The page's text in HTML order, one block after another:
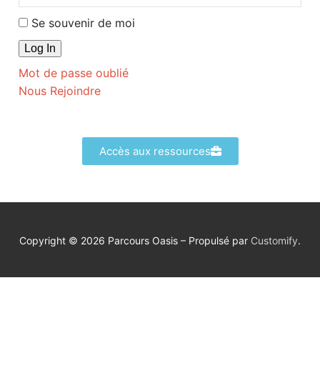
Se souvenir de moi
Mot de passe oublié
Nous Rejoindre
Accès aux ressources
Copyright © 2026 Parcours Oasis – Propulsé par Customify.